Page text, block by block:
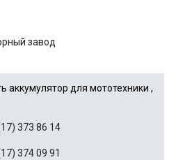
завод
аккумулятор для мототехники ,
373 86 14
374 09 91